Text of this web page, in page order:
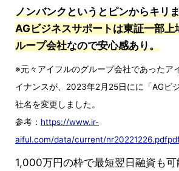
ノンバンクというとピンからキリ
AGビジネスサポートは東証一部上
ループ会社なので安心感あり。
※元々アイフルのグループ会社であったア
イナンスが、2023年2月25日にに「AGビ
社名を変更しました。
参考： https://www.ir-
aiful.com/data/current/
1,000万円の枠で最短翌日融資も